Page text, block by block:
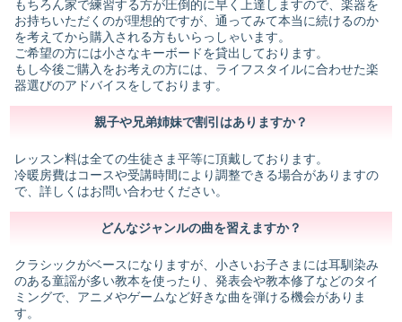
もちろん家で練習する方が圧倒的に早く上達しますので、楽器を
お持ちいただくのが理想的ですが、通ってみて本当に続けるのか
を考えてから購入される方もいらっしゃいます。
ご希望の方には小さなキーボードを貸出しております。
もし今後ご購入をお考えの方には、ライフスタイルに合わせた楽
器選びのアドバイスをしております。
親子や兄弟姉妹で割引はありますか？
レッスン料は全ての生徒さま平等に頂戴しております。
冷暖房費はコースや受講時間により調整できる場合がありますの
で、詳しくはお問い合わせください。
どんなジャンルの曲を習えますか？
クラシックがベースになりますが、小さいお子さまには耳馴染み
のある童謡が多い教本を使ったり、発表会や教本修了などのタイ
ミングで、アニメやゲームなど好きな曲を弾ける機会がありま
す。